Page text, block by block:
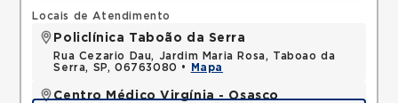
Locais de Atendimento
Policlínica Taboão da Serra
Rua Cezario Dau, Jardim Maria Rosa, Taboao da
Serra, SP, 06763080 •
Mapa
Centro Médico Virgínia - Osasco